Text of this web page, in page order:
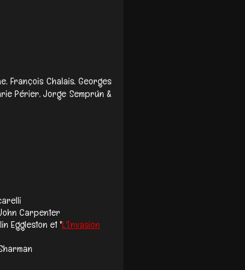
François Chalais, Georges
Périer, Jorge Semprún &
Carpenter
Eggleston et "L'Invasion